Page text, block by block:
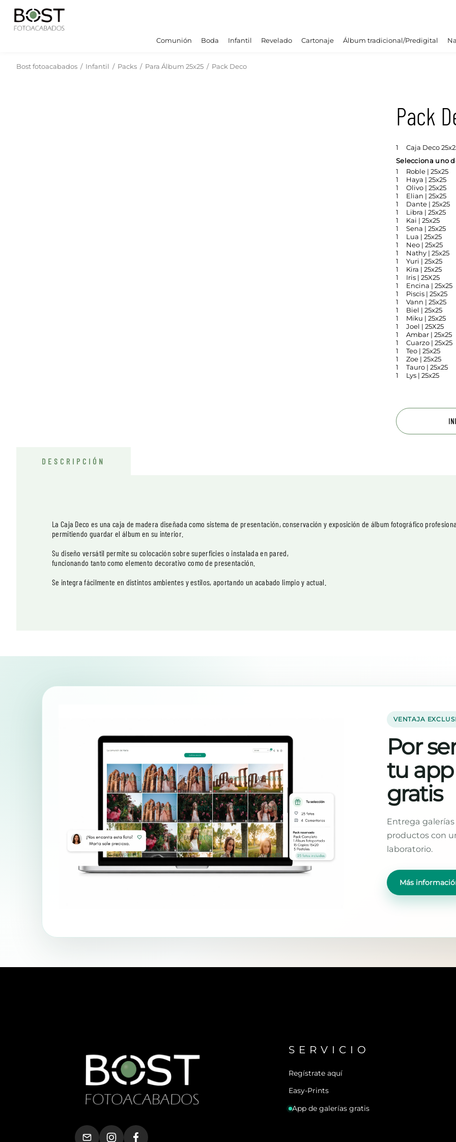
Comunión Boda Infantil Revelado Cartonaje Álbum tradicional/Predigital
Bost fotoacabados / Infantil / Packs / Para Álbum 25x25 / Pack Deco
Pack
1
Caja Deco
Selecciona uno
1
Roble | 25x25
1
Haya | 25x25
1
Olivo | 25x25
1
Elian | 25x25
1
Dante | 25x25
1
Libra | 25x25
1
Kai | 25x25
1
Sena | 25x25
1
Lua | 25x25
1
Neo | 25x25
1
Nathy | 25x25
1
Yuri | 25x25
1
Kira | 25x25
1
Iris | 25X25
1
Encina | 25x25
1
Piscis | 25x25
1
Vann | 25x25
1
Biel | 25x25
1
Miku | 25x25
1
Joel | 25X25
1
Ambar | 25x25
1
Cuarzo | 25x25
1
Teo | 25x25
1
Zoe | 25x25
1
Tauro | 25x25
1
Lys | 25x25
DESCRIPCIÓN
La Caja Deco es una caja de madera diseñada como sistema de presentación, conservación y exposición de álbum fotográfico
permitiendo guardar el álbum en su interior.
Su diseño versátil permite su colocación sobre superficies o instalada en pared,
funcionando tanto como elemento decorativo como de presentación.
Se integra fácilmente en distintos ambientes y estilos, aportando un acabado limpio y actual.
VENTAJA
Por
tu app
gratis
Entrega
productos con
laboratorio.
Más
SERVICIO
Regístrate aquí
Easy-Prints
App de galerías gratis